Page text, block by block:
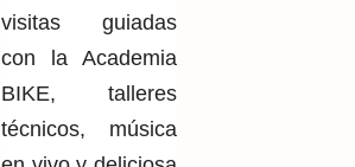
visitas guiadas
con la Academia
BIKE, talleres
técnicos, música